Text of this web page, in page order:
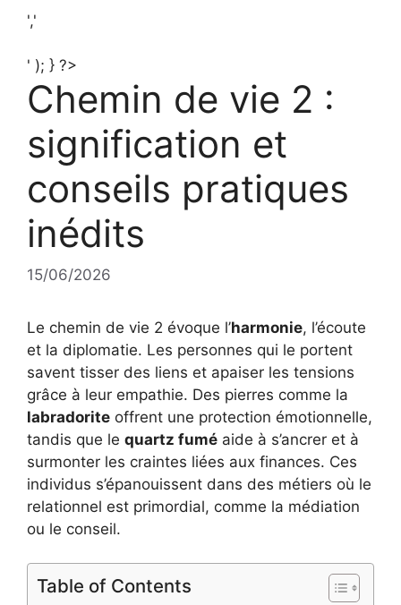
','
' ); } ?>
Chemin de vie 2 :
signification et
conseils pratiques
inédits
15/06/2026
Le chemin de vie 2 évoque l’harmonie, l’écoute
et la diplomatie. Les personnes qui le portent
savent tisser des liens et apaiser les tensions
grâce à leur empathie. Des pierres comme la
labradorite offrent une protection émotionnelle,
tandis que le quartz fumé aide à s’ancrer et à
surmonter les craintes liées aux finances. Ces
individus s’épanouissent dans des métiers où le
relationnel est primordial, comme la médiation
ou le conseil.
Table of Contents